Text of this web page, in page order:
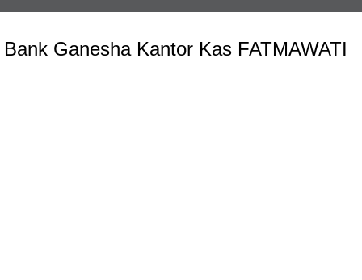
Bank Ganesha Kantor Kas FATMAWATI